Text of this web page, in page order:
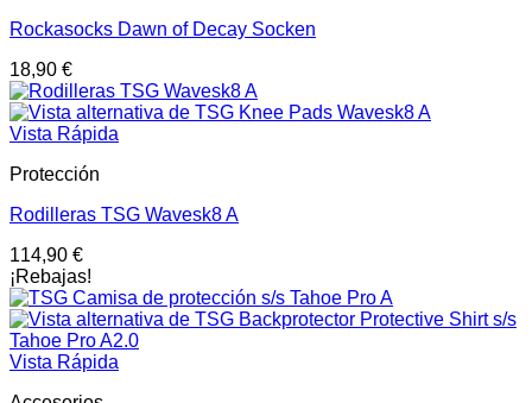
Rockasocks Dawn of Decay Socken
18,90 €
Vista Rápida
Protección
Rodilleras TSG Wavesk8 A
114,90 €
¡Rebajas!
Vista Rápida